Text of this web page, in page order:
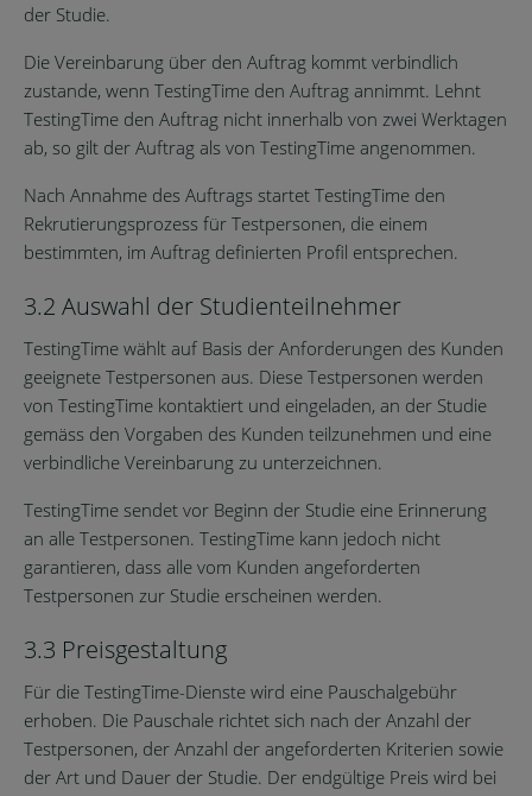
der Studie.
Die Vereinbarung über den Auftrag kommt verbindlich
zustande, wenn TestingTime den Auftrag annimmt. Lehnt
TestingTime den Auftrag nicht innerhalb von zwei Werktagen
ab, so gilt der Auftrag als von TestingTime angenommen.
Nach Annahme des Auftrags startet TestingTime den
Rekrutierungsprozess für Testpersonen, die einem
bestimmten, im Auftrag definierten Profil entsprechen.
3.2 Auswahl der Studienteilnehmer
TestingTime wählt auf Basis der Anforderungen des Kunden
geeignete Testpersonen aus. Diese Testpersonen werden
von TestingTime kontaktiert und eingeladen, an der Studie
gemäss den Vorgaben des Kunden teilzunehmen und eine
verbindliche Vereinbarung zu unterzeichnen.
TestingTime sendet vor Beginn der Studie eine Erinnerung
an alle Testpersonen. TestingTime kann jedoch nicht
garantieren, dass alle vom Kunden angeforderten
Testpersonen zur Studie erscheinen werden.
3.3 Preisgestaltung
Für die TestingTime-Dienste wird eine Pauschalgebühr
erhoben. Die Pauschale richtet sich nach der Anzahl der
Testpersonen, der Anzahl der angeforderten Kriterien sowie
der Art und Dauer der Studie. Der endgültige Preis wird bei